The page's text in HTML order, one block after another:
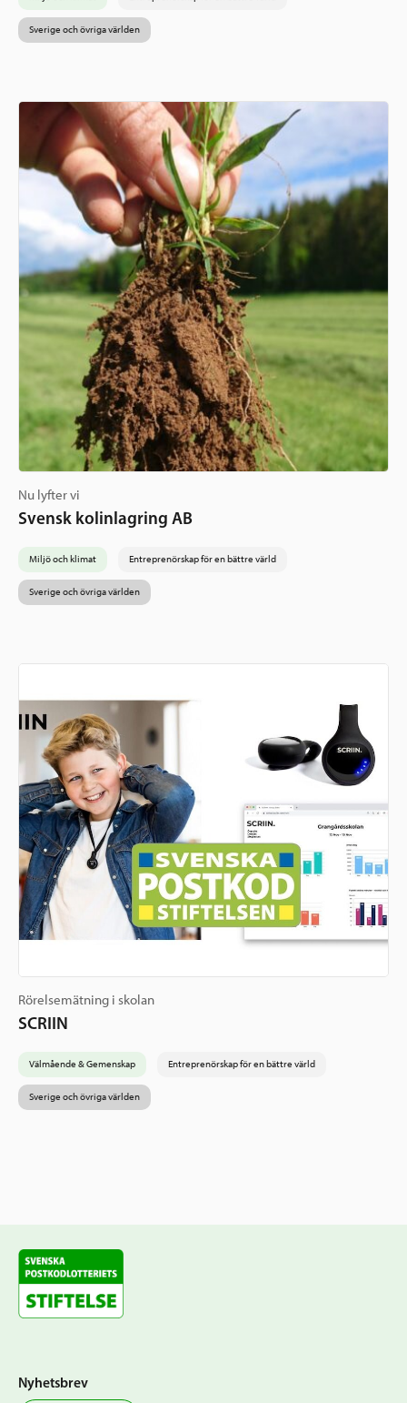
Sverige och övriga världen
Nu lyfter vi
Svensk kolinlagring AB
Miljö och klimat Entreprenörskap för en bättre värld
Sverige och övriga världen
Rörelsemätning i skolan
SCRIIN
Välmående & Gemenskap Entreprenörskap för en bättre värld
Sverige och övriga världen
Nyhetsbrev